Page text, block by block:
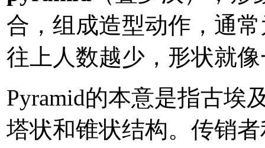
合，组成造型动作，通
往上人数越少，形状就
Pyramid的本意是指古埃
塔状和锥状结构。传销